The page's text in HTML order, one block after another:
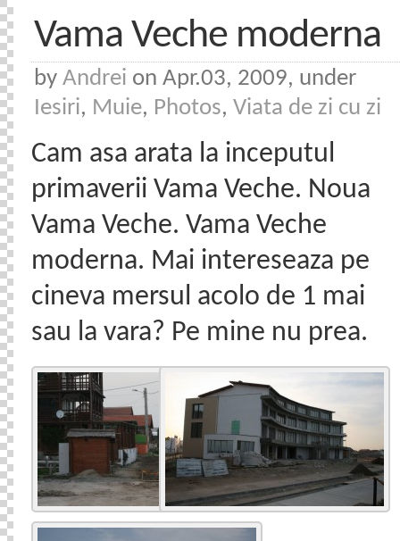
Vama Veche moderna
by Andrei on Apr.03, 2009, under
Iesiri, Muie, Photos, Viata de zi cu zi
Cam asa arata la inceputul
primaverii Vama Veche. Noua
Vama Veche. Vama Veche
moderna. Mai intereseaza pe
cineva mersul acolo de 1 mai
sau la vara? Pe mine nu prea.